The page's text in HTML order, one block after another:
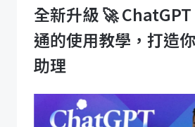
全新升級 🚀
通的使用教學，打造
助理